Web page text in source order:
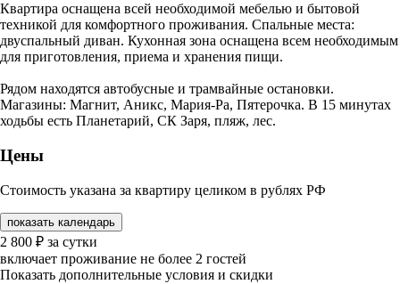
Квартира оснащена всей необходимой мебелью и бытовой
техникой для комфортного проживания. Спальные места:
двуспальный диван. Кухонная зона оснащена всем необходимым
для приготовления, приема и хранения пищи.
Рядом находятся автобусные и трамвайные остановки.
Магазины: Магнит, Аникс, Мария-Ра, Пятерочка. В 15 минутах
ходьбы есть Планетарий, СК Заря, пляж, лес.
Цены
Стоимость указана за квартиру целиком в рублях РФ
показать календарь
2 800 ₽ за сутки
включает проживание не более 2 гостей
Показать дополнительные условия и скидки